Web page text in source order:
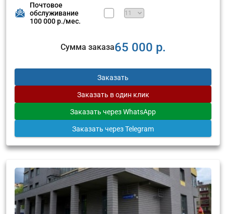
Почтовое
обслуживание
100 000 р./мес.
Сумма заказа65 000 р.
Заказать
Заказать в один клик
Заказать через WhatsApp
Заказать через Telegram